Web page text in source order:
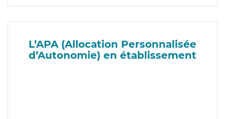
L’APA (Allocation Personnalisée
d’Autonomie) en établissement